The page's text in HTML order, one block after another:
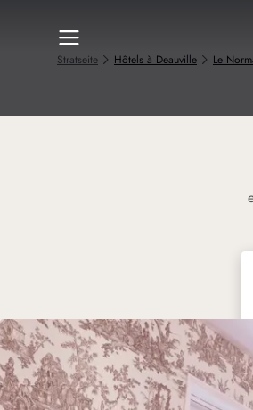
Stratseite Hôtels à Deauville Le